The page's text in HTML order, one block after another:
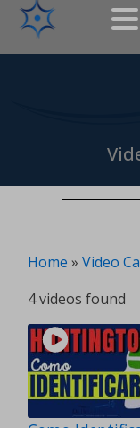
Home » Video
4 videos found